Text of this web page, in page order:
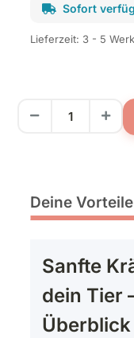
unterstützen.
Sofort
Lieferzeit: 3 - 5
Deine
Sanfte
dein Tier
Überblick